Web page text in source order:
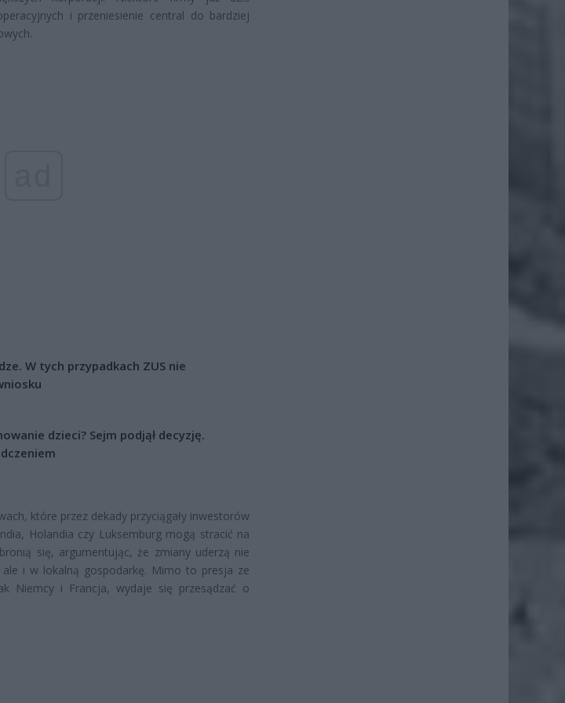
i przeniesienie central do bardziej
W tych przypadkach ZUS nie
dzieci? Sejm podjął decyzję.
które przez dekady przyciągały inwestorów
Holandia czy Luksemburg mogą stracić na
się, argumentując, że zmiany uderzą nie
i w lokalną gospodarkę. Mimo to presja ze
Niemcy i Francja, wydaje się przesądzać o